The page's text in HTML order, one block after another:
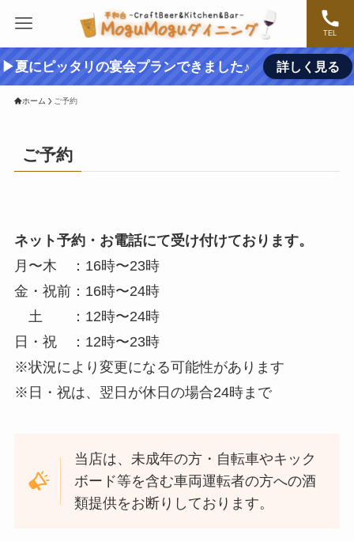
TEL
▶夏にピッタリの宴会プランできました♪ 詳しく見る
ホーム ご予約
ご予約
ネット予約・お電話にて受け付けております。
月〜木 ：16時〜23時
金・祝前：16時〜24時
土 ：12時〜24時
日・祝 ：12時〜23時
※状況により変更になる可能性があります
※日・祝は、翌日が休日の場合24時まで
当店は、未成年の方・自転車やキック
ボード等を含む車両運転者の方への酒
類提供をお断りしております。